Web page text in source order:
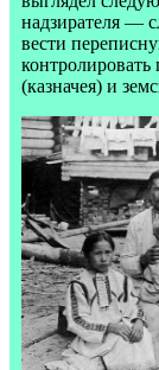
надзирателя —
вести
(казначея) и